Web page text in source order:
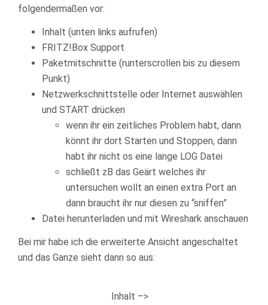
folgendermaßen vor:
Inhalt (unten links aufrufen)
FRITZ!Box Support
Paketmitschnitte (runterscrollen bis zu diesem
Punkt)
Netzwerkschnittstelle oder Internet auswählen
und START drücken
wenn ihr ein zeitliches Problem habt, dann
könnt ihr dort Starten und Stoppen, dann
habt ihr nicht os eine lange LOG Datei
schließt zB das Geärt welches ihr
untersuchen wollt an einen extra Port an
dann braucht ihr nur diesen zu “sniffen”
Datei herunterladen und mit Wireshark anschauen
Bei mir habe ich die erweiterte Ansicht angeschaltet
und das Ganze sieht dann so aus:
Inhalt –>